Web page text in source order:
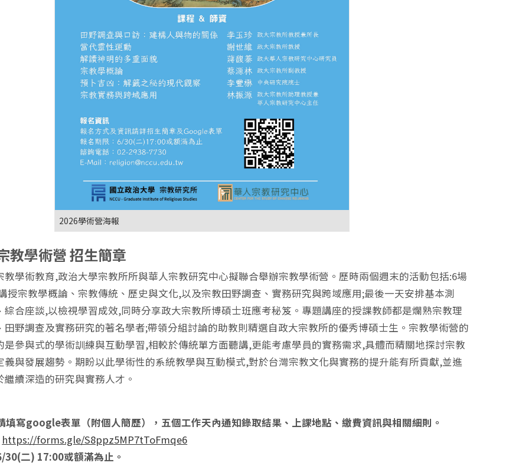
2026學術營海報
教學術營 招生簡章
教學術教育,政治大學宗教所所與華人宗教研究中心擬聯合舉辦宗教學術營。歷時兩個週末的活動包括:6場
授宗教學概論、宗教傳統、歷史與文化,以及宗教田野調查、實務研究與跨域應用;最後一天安排基本測
綜合座談,以檢視學習成效,同時分享政大宗教所博碩士班應考秘笈。專題講座的授課教師都是爛熟宗教理
田野調查及實務研究的著名學者;帶領分組討論的助教則精選自政大宗教所的優秀博碩士生。宗教學術營的
是參與式的學術訓練與互動學習,相較於傳統單方面聽講,更能考慮學員的實務需求,具體而精關地探討宗教
義與發展趨勢。期盼以此學術性的系統教學與互動模式,對於台灣宗教文化與實務的提升能有所貢獻,並進
續深造的研究與實務人才。
填寫google表單（附個人簡歷），五個工作天內通知錄取結果、上課地點、繳費資訊與相關細則。
https://forms.gle/S8ppz5MP7tToFmqe6
30(二) 17:00或額滿為止。